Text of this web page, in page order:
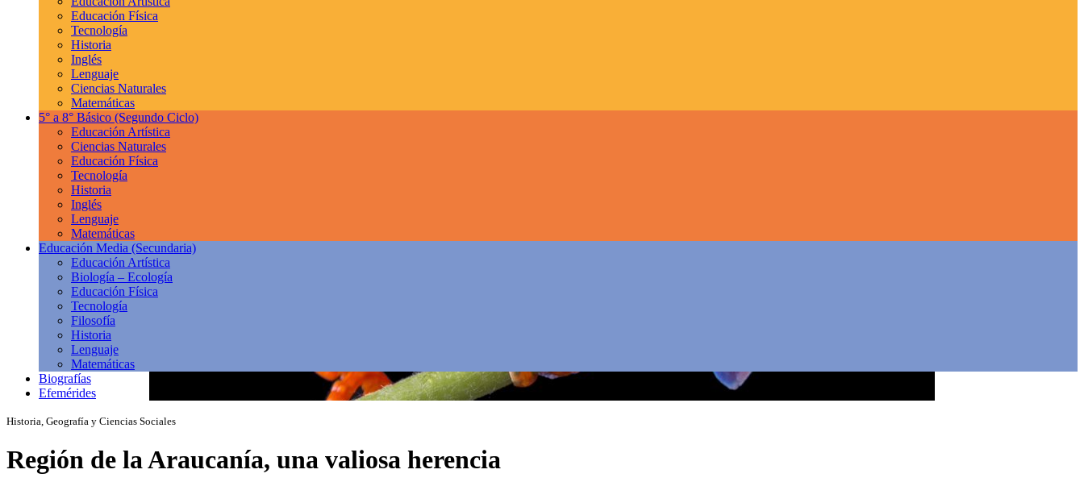
Educación Física
Tecnología
Historia
Inglés
Lenguaje
Ciencias Naturales
Matemáticas
5° a 8° Básico (Segundo Ciclo)
Educación Artística
Ciencias Naturales
Educación Física
Tecnología
Historia
Inglés
Lenguaje
Matemáticas
Educación Media (Secundaria)
Educación Artística
Biología – Ecología
Educación Física
Tecnología
Filosofía
Historia
Lenguaje
Matemáticas
Biografías
Efemérides
Historia, Geografía y Ciencias Sociales
Región de la Araucanía, una valiosa herencia